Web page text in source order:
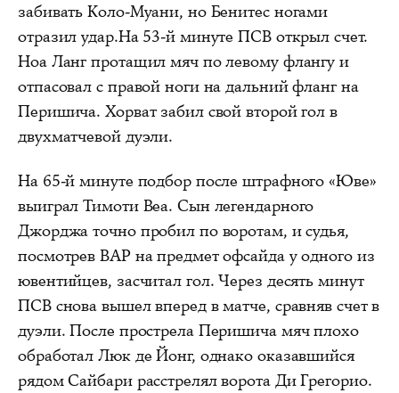
забивать Коло-Муани, но Бенитес ногами
отразил удар.На 53-й минуте ПСВ открыл счет.
Ноа Ланг протащил мяч по левому флангу и
отпасовал с правой ноги на дальний фланг на
Перишича. Хорват забил свой второй гол в
двухматчевой дуэли.
На 65-й минуте подбор после штрафного «Юве»
выиграл Тимоти Веа. Сын легендарного
Джорджа точно пробил по воротам, и судья,
посмотрев ВАР на предмет офсайда у одного из
ювентийцев, засчитал гол. Через десять минут
ПСВ снова вышел вперед в матче, сравняв счет в
дуэли. После прострела Перишича мяч плохо
обработал Люк де Йонг, однако оказавшийся
рядом Сайбари расстрелял ворота Ди Грегорио.